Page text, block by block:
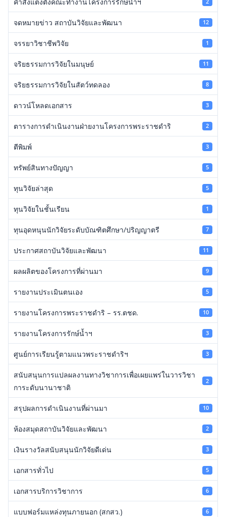
2
จดหมายข่าว สถาบันวิจัยและพัฒนา 12
จรรยาวิชาชีพวิจัย 1
จริยธรรมการวิจัยในมนุษย์ 11
จริยธรรมการวิจัยในสัตว์ทดลอง 8
ดาวน์โหลดเอกสาร 3
ตารางการดำเนินงานฝ่ายงานโครงการพระราชดำริ 2
ตีพิมพ์ 3
ทรัพย์สินทางปัญญา 5
ทุนวิจัยล่าสุด 5
ทุนวิจัยในชั้นเรียน 1
ทุนอุดหนุนนักวิจัยระดับบัณฑิตศึกษา/ปริญญาตรี 7
ประกาศสถาบันวิจัยและพัฒนา 11
ผลผลิตของโครงการที่ผ่านมา 9
รายงานประเมินตนเอง 5
รายงานโครงการพระราชดำริ – รร.ตชด. 10
รายงานโครงการรักษ์น้ำฯ 3
ศูนย์การเรียนรู้ตามแนวพระราชดำริฯ 3
สนับสนุนการแปลผลงานทางวิชาการเพื่อเผยแพร่ในวารวิชา
การะดับนานาชาติ
2
สรุปผลการดำเนินงานที่ผ่านมา 10
ห้องสมุดสถาบันวิจัยและพัฒนา 2
เงินรางวัลสนับสนุนนักวิจัยดีเด่น 3
เอกสารทั่วไป 5
เอกสารบริการวิชาการ 6
แบบฟอร์มแหล่งทุนภายนอก (สกสว.) 6